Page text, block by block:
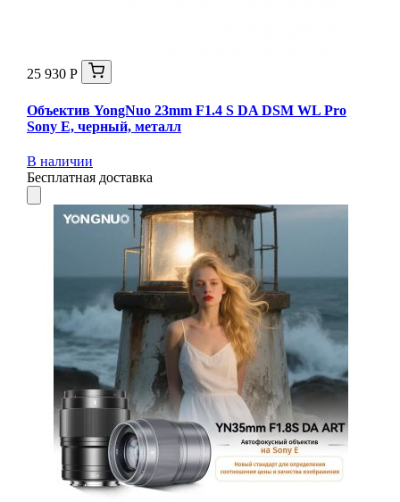
25 930 Р
Объектив YongNuo 23mm F1.4 S DA DSM WL Pro
Sony E, черный, металл
В наличии
Бесплатная доставка